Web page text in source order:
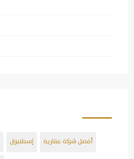
أفضل شركة عقارية إسطنبول